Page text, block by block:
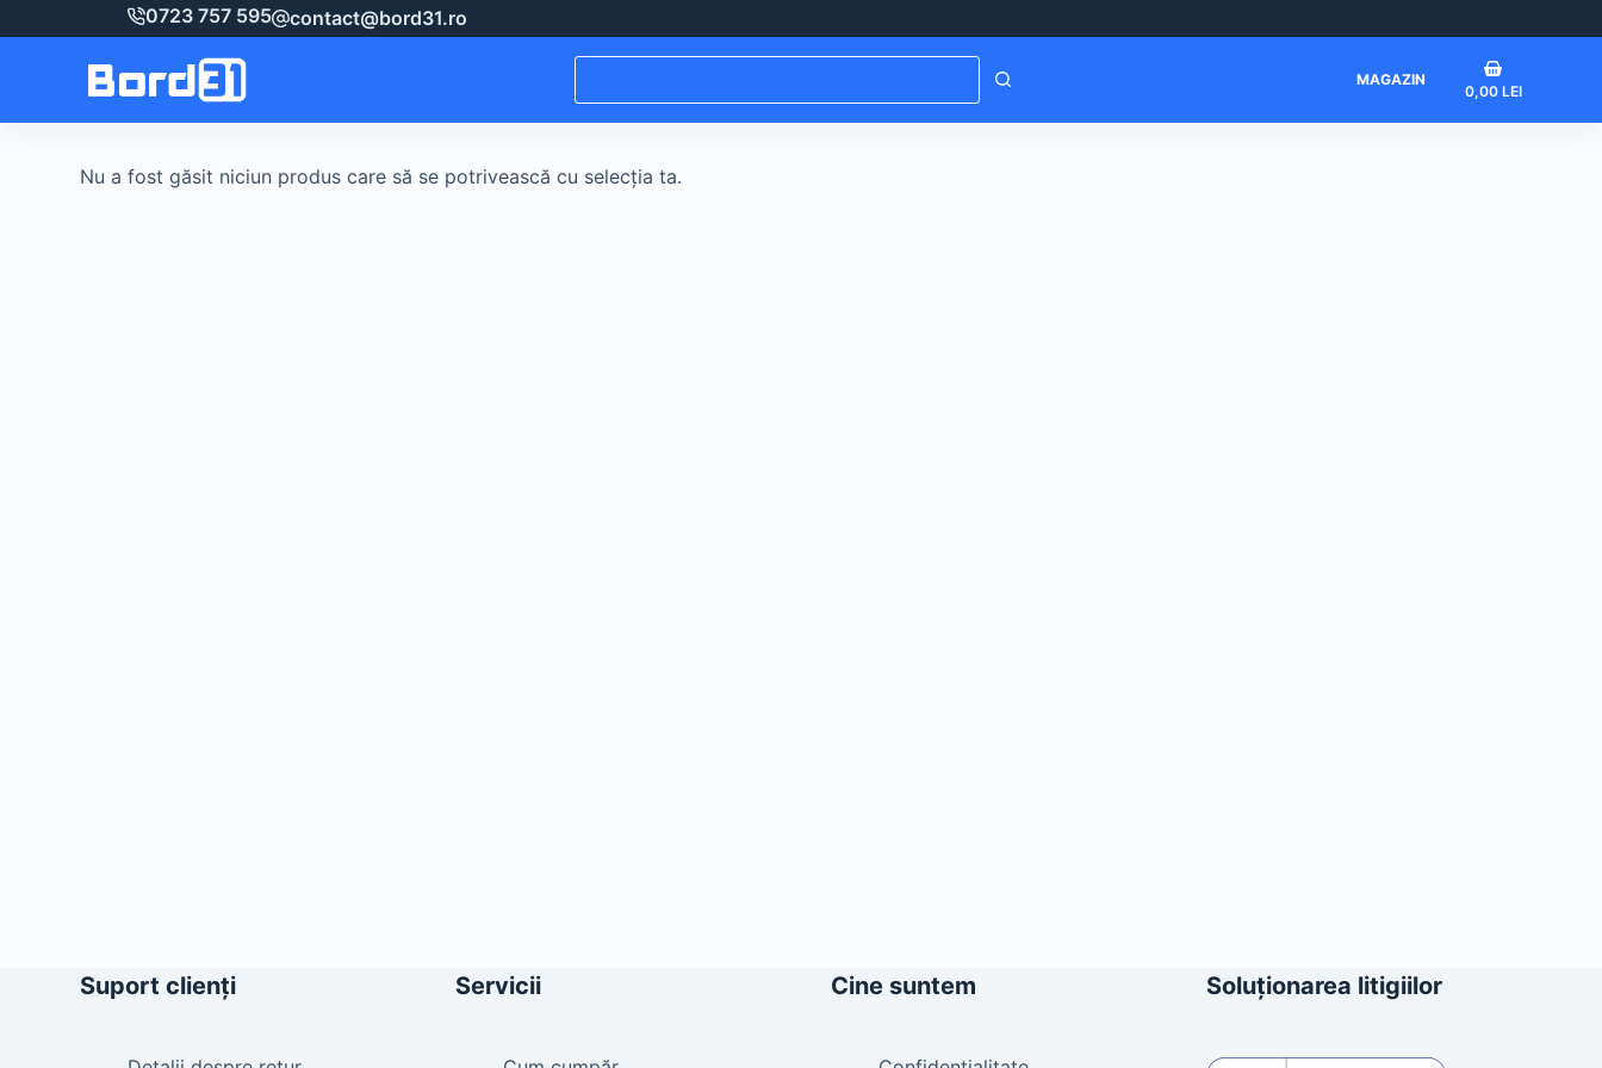
0723 757 595 contact@bord31.ro
Niciun
MAGAZIN
Coș
0,00 LEI
Nu a fost găsit niciun produs care să se potrivească cu selecția ta.
Suport clienți Servicii Cine suntem Soluționarea litigiilor